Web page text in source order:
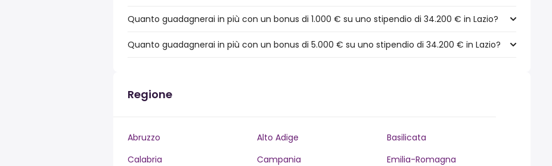
Quanto guadagnerai in più con un bonus di 1.000 € su uno stipendio di 34.200 € in Lazio?
Quanto guadagnerai in più con un bonus di 5.000 € su uno stipendio di 34.200 € in Lazio?
Regione
Abruzzo Alto Adige
Basilicata
Calabria
Campania
Emilia-Romagna